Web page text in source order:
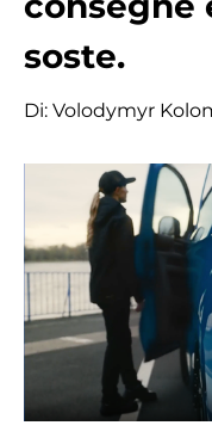
soste.
Di: Volodymyr